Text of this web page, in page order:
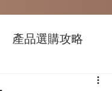
產品選購攻略